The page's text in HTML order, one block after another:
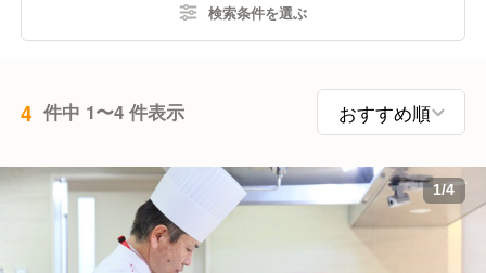
検索条件を選ぶ
4 件中 1〜4 件表示
1/4